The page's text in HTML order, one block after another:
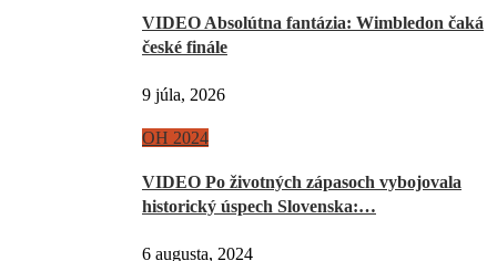
VIDEO Absolútna fantázia: Wimbledon čaká
české finále
9 júla, 2026
OH 2024
VIDEO Po životných zápasoch vybojovala
historický úspech Slovenska:…
6 augusta, 2024